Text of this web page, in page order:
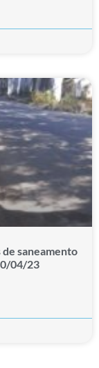
saneamento
04/23